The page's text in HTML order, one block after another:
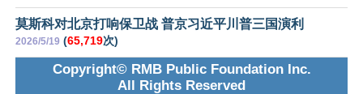
莫斯科对北京打响保卫战 普京习近平川普三国演利
2026/5/19 (65,719次)
Copyright© RMB Public Foundation Inc.
All Rights Reserved